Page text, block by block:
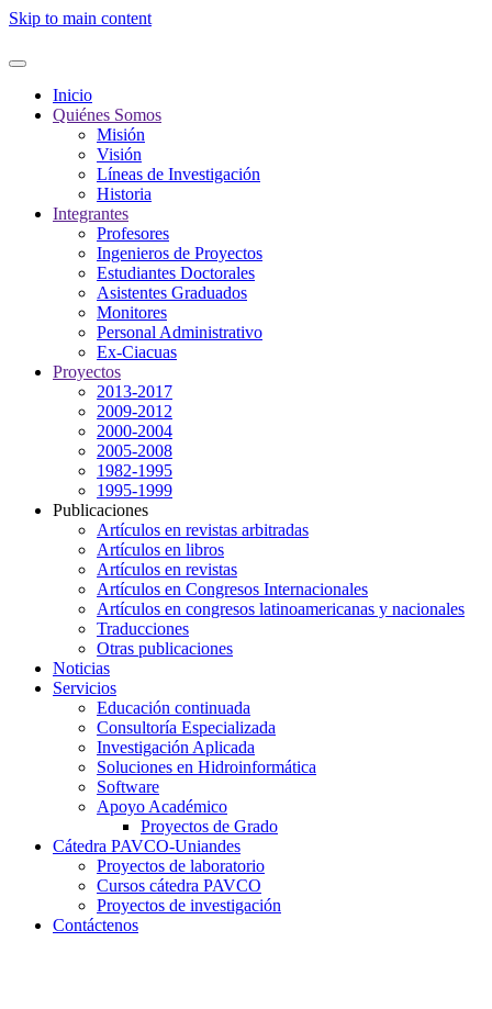
Skip to main content
Inicio
Quiénes Somos
Misión
Visión
Líneas de Investigación
Historia
Integrantes
Profesores
Ingenieros de Proyectos
Estudiantes Doctorales
Asistentes Graduados
Monitores
Personal Administrativo
Ex-Ciacuas
Proyectos
2013-2017
2009-2012
2000-2004
2005-2008
1982-1995
1995-1999
Publicaciones
Artículos en revistas arbitradas
Artículos en libros
Artículos en revistas
Artículos en Congresos Internacionales
Artículos en congresos latinoamericanas y nacionales
Traducciones
Otras publicaciones
Noticias
Servicios
Educación continuada
Consultoría Especializada
Investigación Aplicada
Soluciones en Hidroinformática
Software
Apoyo Académico
Proyectos de Grado
Cátedra PAVCO-Uniandes
Proyectos de laboratorio
Cursos cátedra PAVCO
Proyectos de investigación
Contáctenos